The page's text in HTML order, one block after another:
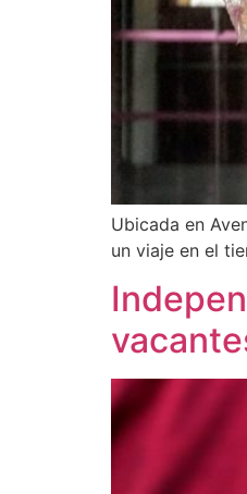
Ubicada en
un viaje en el